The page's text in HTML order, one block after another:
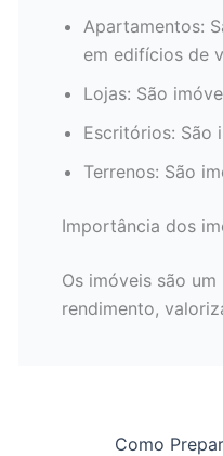
Apartamentos:
em edifícios de
Lojas: São
Escritórios: São
Terrenos: São
Importância dos
Os imóveis são
rendimento,